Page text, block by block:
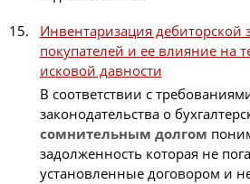
Инвентаризация дебиторской
покупателей и ее влияние на
исковой давности
В соответствии с
законодательства о
сомнительным долгом
задолженность которая не
установленные договором и